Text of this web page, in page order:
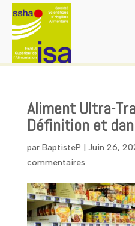
Aliment Ultra-
Définition et
par BaptisteP Juin 26,
commentaires